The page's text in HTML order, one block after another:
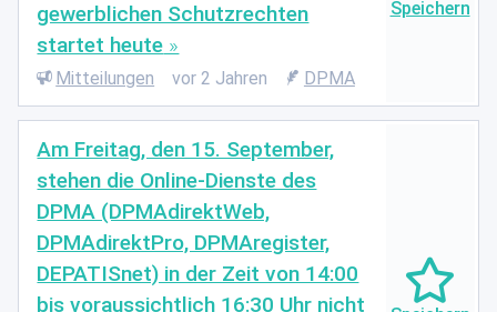
gewerblichen Schutzrechten
startet heute
Mitteilungen vor 2 Jahren DPMA
Am Freitag, den 15. September,
stehen die Online-Dienste des
DPMA (DPMAdirektWeb,
DPMAdirektPro, DPMAregister,
DEPATISnet) in der Zeit von 14:00
bis voraussichtlich 16:30 Uhr nicht